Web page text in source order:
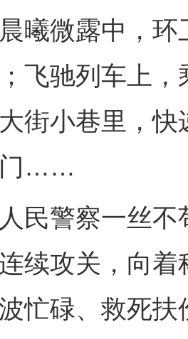
微露中，环
飞驰列车上
街小巷里，
门……
警察一丝不
续攻关，向
忙碌、救死